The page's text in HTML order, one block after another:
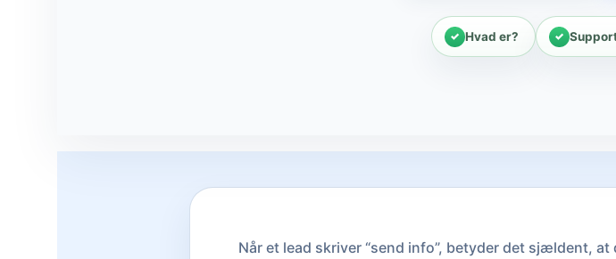
Hvad er?
Når et lead skriver “send info”, betyder det sjældent,